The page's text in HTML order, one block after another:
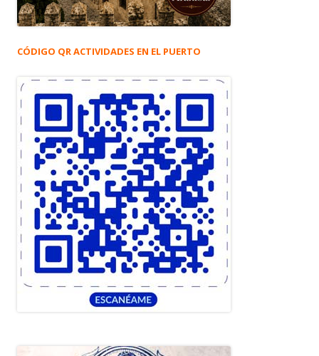
CÓDIGO QR ACTIVIDADES EN EL PUERTO